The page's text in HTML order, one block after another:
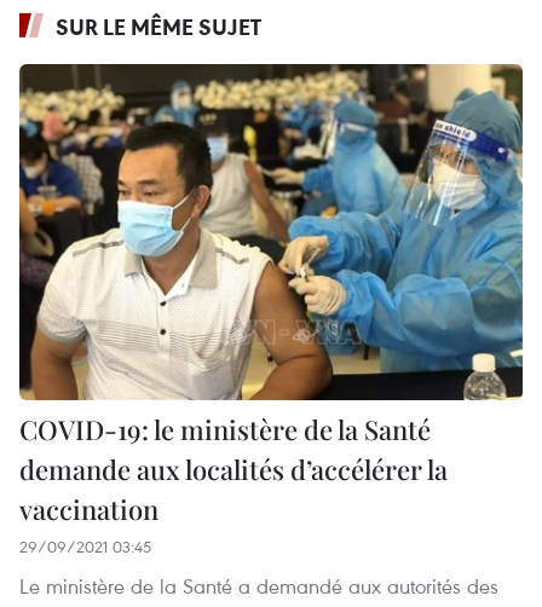
SUR LE MÊME SUJET
COVID-19: le ministère de la Santé
demande aux localités d’accélérer la
vaccination
29/09/2021 03:45
Le ministère de la Santé a demandé aux autorités des